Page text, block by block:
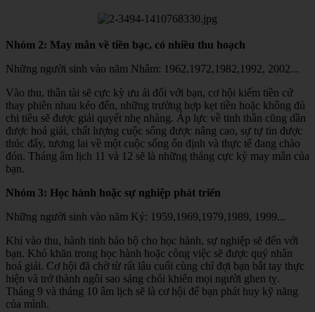
Nhóm 2: May mắn về tiền bạc, có nhiều thu hoạch
Những người sinh vào năm Nhâm: 1962,1972,1982,1992, 2002...
Vào thu, thần tài sẽ cực kỳ ưu ái đối với bạn, cơ hội kiếm tiền cứ
thay phiên nhau kéo đến, những trường hợp kẹt tiền hoặc không đủ
chi tiêu sẽ được giải quyết nhẹ nhàng. Áp lực về tinh thần cũng dần
được hoá giải, chất lượng cuộc sống được nâng cao, sự tự tin được
thúc đẩy, tương lai về một cuộc sống ổn định và thực tế đang chào
đón. Tháng âm lịch 11 và 12 sẽ là những tháng cực kỳ may mắn của
bạn.
Nhóm 3: Học hành hoặc sự nghiệp phát triển
Những người sinh vào năm Kỷ: 1959,1969,1979,1989, 1999...
Khi vào thu, hành tinh bảo hộ cho học hành, sự nghiệp sẽ đến với
bạn. Khó khăn trong học hành hoặc công việc sẽ được quý nhân
hoá giải. Cơ hội đã chờ từ rất lâu cuối cùng chỉ đợi bạn bắt tay thực
hiện và trở thành ngôi sao sáng chói khiến mọi người ghen tỵ.
Tháng 9 và tháng 10 âm lịch sẽ là cơ hội để bạn phát huy kỹ năng
của mình.